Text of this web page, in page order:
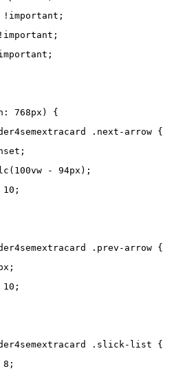
!important;
768px) {
.next-arrow {
- 94px);
10;
.prev-arrow {
10;
.slick-list {
8;